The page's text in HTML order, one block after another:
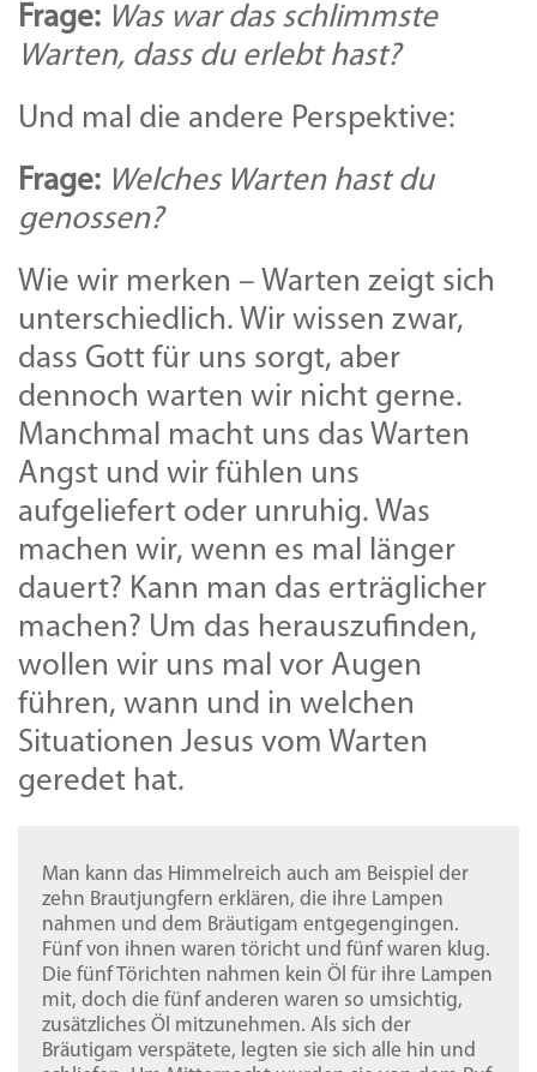
Frage: Was war das schlimmste
Warten, dass du erlebt hast?
Und mal die andere Perspektive:
Frage: Welches Warten hast du
genossen?
Wie wir merken – Warten zeigt sich
unterschiedlich. Wir wissen zwar,
dass Gott für uns sorgt, aber
dennoch warten wir nicht gerne.
Manchmal macht uns das Warten
Angst und wir fühlen uns
aufgeliefert oder unruhig. Was
machen wir, wenn es mal länger
dauert? Kann man das erträglicher
machen? Um das herauszufinden,
wollen wir uns mal vor Augen
führen, wann und in welchen
Situationen Jesus vom Warten
geredet hat.
Man kann das Himmelreich auch am Beispiel der
zehn Brautjungfern erklären, die ihre Lampen
nahmen und dem Bräutigam entgegengingen.
Fünf von ihnen waren töricht und fünf waren klug.
Die fünf Törichten nahmen kein Öl für ihre Lampen
mit, doch die fünf anderen waren so umsichtig,
zusätzliches Öl mitzunehmen. Als sich der
Bräutigam verspätete, legten sie sich alle hin und